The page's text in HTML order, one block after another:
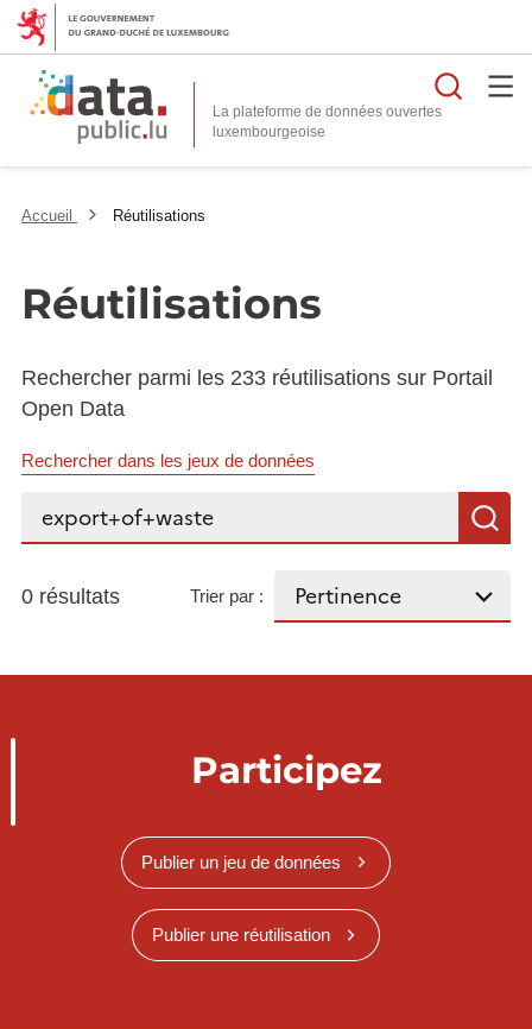
La plateforme de données ouvertes
Accueil Réutilisations
Réutilisations
Rechercher parmi les 233 réutilisations sur Portail
Open Data
Rechercher dans les jeux de données
Rechercher...
0 résultats Trier par :
Participez
Publier un jeu de données
Publier une réutilisation